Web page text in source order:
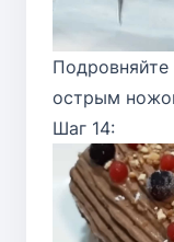
Подровняйте
острым
Шаг 14: